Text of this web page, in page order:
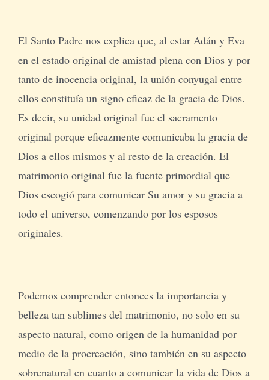
El Santo Padre nos explica que, al estar Adán y Eva
en el estado original de amistad plena con Dios y por
tanto de inocencia original, la unión conyugal entre
ellos constituía un signo eficaz de la gracia de Dios.
Es decir, su unidad original fue el sacramento
original porque eficazmente comunicaba la gracia de
Dios a ellos mismos y al resto de la creación. El
matrimonio original fue la fuente primordial que
Dios escogió para comunicar Su amor y su gracia a
todo el universo, comenzando por los esposos
originales.
Podemos comprender entonces la importancia y
belleza tan sublimes del matrimonio, no solo en su
aspecto natural, como origen de la humanidad por
medio de la procreación, sino también en su aspecto
sobrenatural en cuanto a comunicar la vida de Dios a